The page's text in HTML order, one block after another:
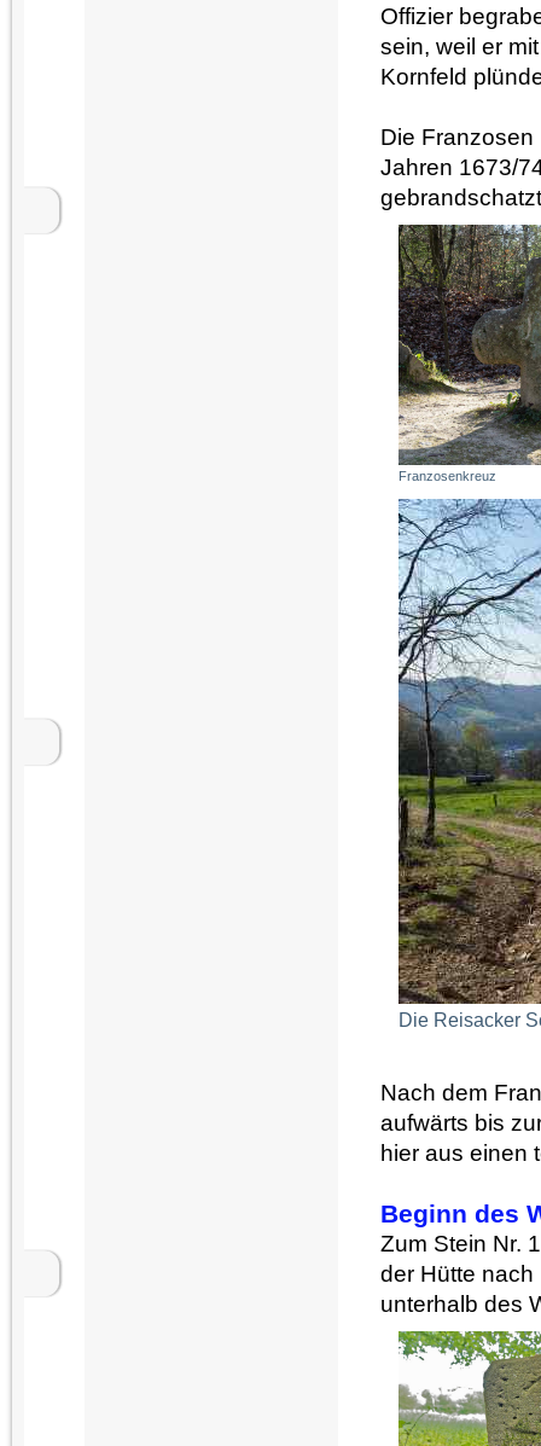
Offizier
sein, weil er
Kornfeld
Die
Jahren 1673/
Franzosenkreuz
Die Reisacker
Nach dem
aufwärts bis
hier aus einen
Beginn des
Zum Stein Nr.
der Hütte nach
unterhalb des